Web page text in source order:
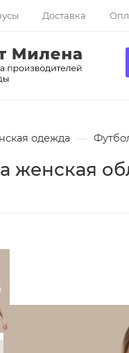
Доставка
одежда —
женская